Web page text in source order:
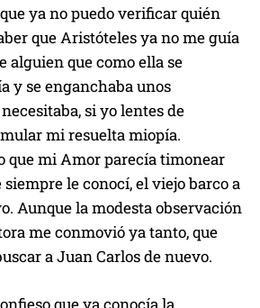
ya no puedo verificar quién
que Aristóteles ya no me guía
alguien que como ella se
y se enganchaba unos
si yo lentes de
mi resuelta miopía.
que mi Amor parecía timonear
le conocí, el viejo barco a
Aunque la modesta observación
me conmovió ya tanto, que
a Juan Carlos de nuevo.
que ya conocía la